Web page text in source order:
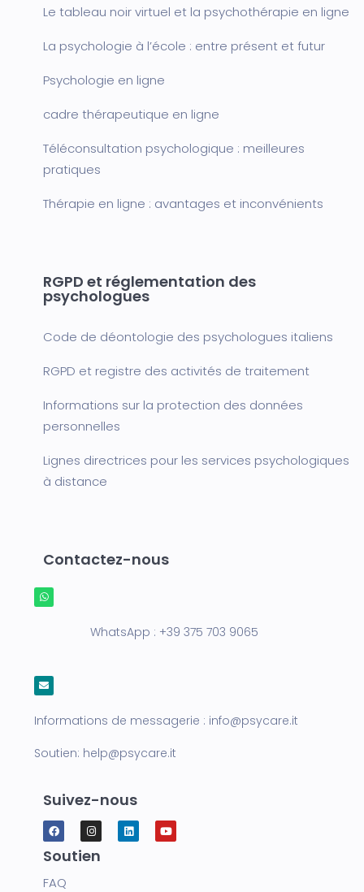
Le tableau noir virtuel et la psychothérapie en ligne
La psychologie à l’école : entre présent et futur
Psychologie en ligne
cadre thérapeutique en ligne
Téléconsultation psychologique : meilleures
pratiques
Thérapie en ligne : avantages et inconvénients
RGPD et réglementation des
psychologues
Code de déontologie des psychologues italiens
RGPD et registre des activités de traitement
Informations sur la protection des données
personnelles
Lignes directrices pour les services psychologiques
à distance
Contactez-nous
WhatsApp : +39 375 703 9065
Informations de messagerie : info@psycare.it
Soutien: help@psycare.it
Suivez-nous
Soutien
FAQ